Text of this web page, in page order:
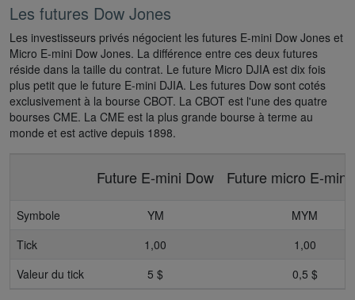
Les futures Dow Jones
Les investisseurs privés négocient les futures E-mini Dow Jones et
Micro E-mini Dow Jones. La différence entre ces deux futures
réside dans la taille du contrat. Le future Micro DJIA est dix fois
plus petit que le future E-mini DJIA. Les futures Dow sont cotés
exclusivement à la bourse CBOT. La CBOT est l'une des quatre
bourses CME. La CME est la plus grande bourse à terme au
monde et est active depuis 1898.
Future E-mini Dow Future micro E-mini
Symbole YM
MYM
Tick
1,00
1,00
Valeur du tick
5 $ 0,5 $